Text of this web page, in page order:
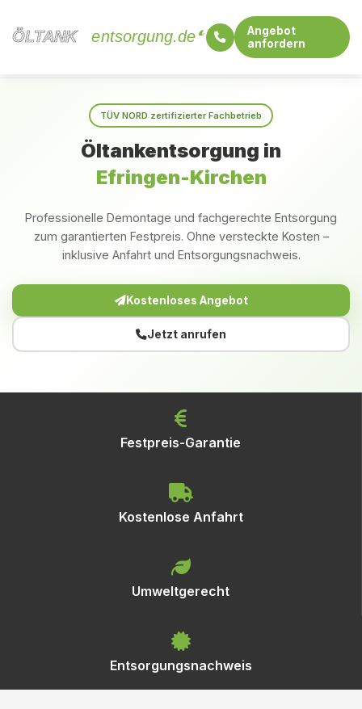
ÖLTANK
ÖLTANK entsorgung.de
Angebot
anfordern
TÜV NORD zertifizierter Fachbetrieb
Öltankentsorgung in
Efringen-Kirchen
Professionelle Demontage und fachgerechte Entsorgung
zum garantierten Festpreis. Ohne versteckte Kosten –
inklusive Anfahrt und Entsorgungsnachweis.
Kostenloses Angebot
Jetzt anrufen
Festpreis-Garantie
Kostenlose Anfahrt
Umweltgerecht
Entsorgungsnachweis